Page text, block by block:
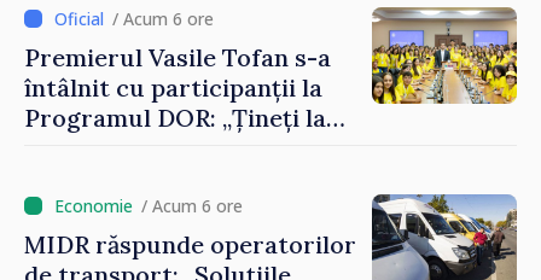
an”
/ Acum 6 ore
Premierul Vasile Tofan s-a
întâlnit cu participanții la
Programul DOR: „Țineți la
doar astfel puteți reuși”
/ Acum 6 ore
MIDR răspunde operatorilor